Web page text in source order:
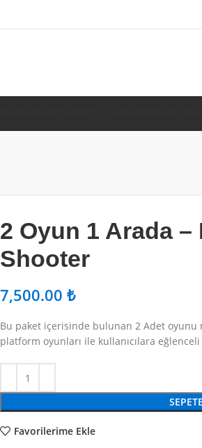
2 Oyun 1 Arada
Shooter
₺
Bu paket içerisinde bulunan 2 Adet
platform oyunları ile kullanıcılara
Favorilerime Ekle